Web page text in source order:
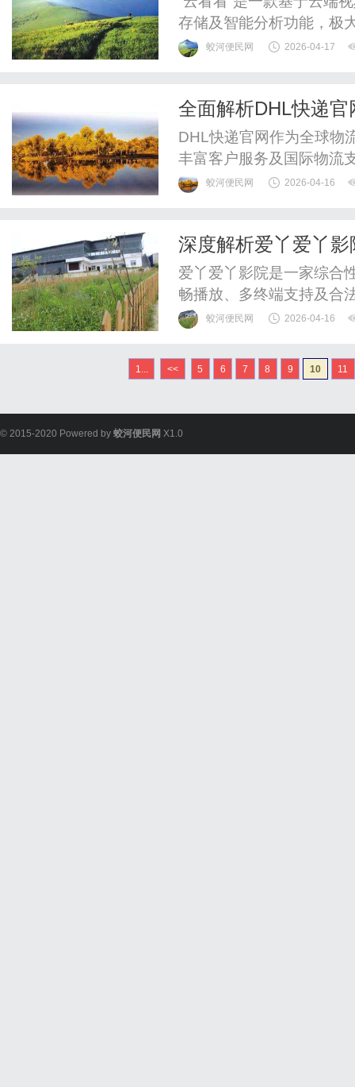
存储及智能分析功能，极
防向智能化发展。
蛟河便民网 2026-04-17
全面解析DHL快递
DHL快递官网作为全球物
丰富客户服务及国际物流
蛟河便民网 2026-04-16
深度解析爱丫爱丫
爱丫爱丫影院是一家综合
畅播放、多终端支持及合
验。蛟河便民网 2026-04-16
1... << 5 6 7 8 9 10 11
© 2015-2020 Powered by 蛟河便民网 X1.0